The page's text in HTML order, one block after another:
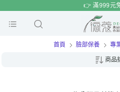
時 特
👉 滿999元
首頁 臉部保養 專
商品